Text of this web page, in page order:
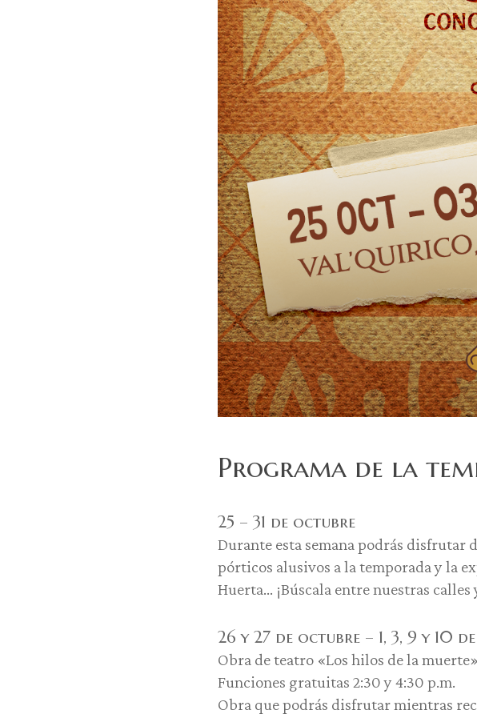
Programa de la
25 – 31 de octubre
Durante esta semana podrás disfrutar
pórticos alusivos a la temporada y la
Huerta… ¡Búscala entre nuestras calles
26 y 27 de octubre – 1, 3, 9 y 10
Obra de teatro «Los hilos de la
Funciones gratuitas 2:30 y 4:30 p.m.
Obra que podrás disfrutar mientras